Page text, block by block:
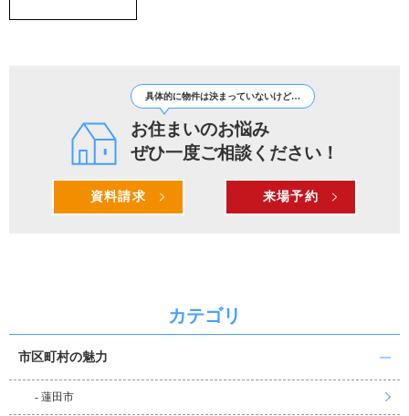
具体的に物件は決まっていないけど…
お住まいのお悩み
ぜひ一度ご相談ください！
資料請求 来場予約
カテゴリ
市区町村の魅力
- 蓮田市